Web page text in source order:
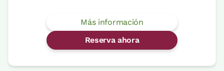
Más información
Reserva ahora